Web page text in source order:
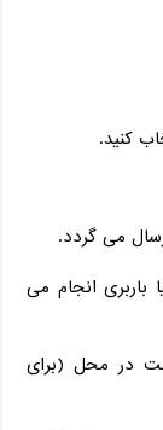
کنید.
باربری انجام می
در محل (برای